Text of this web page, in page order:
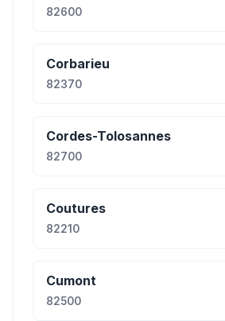
82600
Corbarieu
82370
Cordes-Tolosannes
82700
Coutures
82210
Cumont
82500